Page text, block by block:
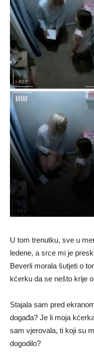
U tom trenutku, sve u
ledene, a srce mi je
Beverli morala šutjeti o
kćerku da se nešto krije
Stajala sam pred
događa? Je li moja
sam vjerovala, ti koji su
dogodilo?